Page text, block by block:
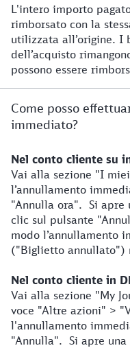
L'intero importo
rimborsato con la
utilizzata all’origine. I
dell’acquisto
possono essere
Come posso
immediato?
Nel conto cliente su
Vai alla sezione "I
l’annullamento
"Annulla ora". Si apre
clic sul pulsante
modo l’annullamento
("Biglietto annullato")
Nel conto cliente in
Vai alla sezione "My
voce "Altre azioni" >
l'annullamento
"Annulla". Si apre